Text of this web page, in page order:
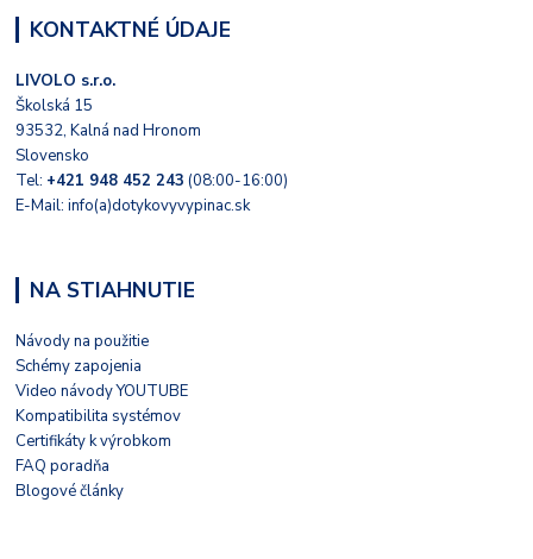
KONTAKTNÉ ÚDAJE
LIVOLO s.r.o.
Školská 15
93532, Kalná nad Hronom
Slovensko
Tel: +421 948 452 243 (08:00-16:00)
E-Mail: info(a)dotykovyvypinac.sk
NA STIAHNUTIE
Návody na použitie
Schémy zapojenia
Video návody YOUTUBE
Kompatibilita systémov
Certifikáty k výrobkom
FAQ poradňa
Blogové články